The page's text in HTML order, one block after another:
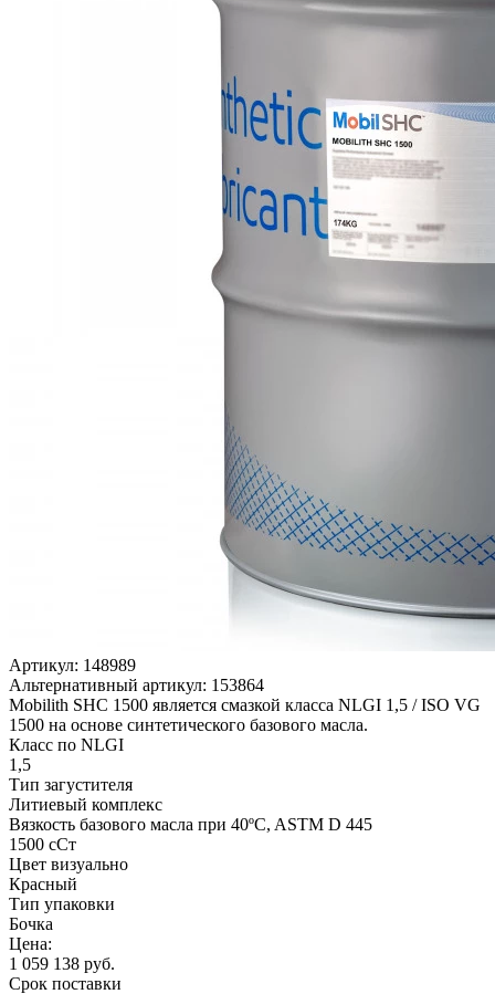
Артикул: 148989
Альтернативный артикул: 153864
Mobilith SHC 1500 является смазкой класса NLGI 1,5 / ISO VG
1500 на основе синтетического базового масла.
Класс по NLGI
1,5
Тип загустителя
Литиевый комплекс
Вязкость базового масла при 40ºC, ASTM D 445
1500 сСт
Цвет визуально
Красный
Тип упаковки
Бочка
Цена:
1 059 138 руб.
Срок поставки